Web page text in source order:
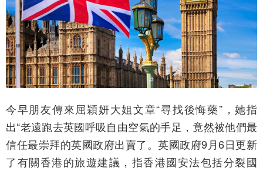
今早朋友傳來屈穎妍大姐文章“尋找後悔藥”，她指
出“老遠跑去英國呼吸自由空氣的手足，竟然被他們最
信任最崇拜的英國政府出賣了。英國政府9月6日更新
了有關香港的旅遊建議，指香港國安法包括分裂國